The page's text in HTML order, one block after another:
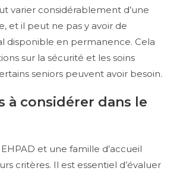
varier considérablement d’une
et il peut ne pas y avoir de
disponible en permanence. Cela
sur la sécurité et les soins
seniors peuvent avoir besoin.
à considérer dans le
et une famille d’accueil
critères. Il est essentiel d’évaluer